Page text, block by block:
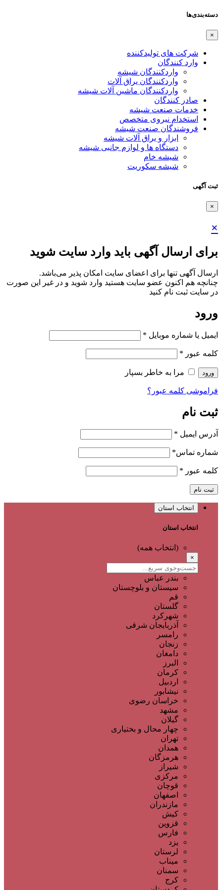
دسته‌بندی‌ها
×
شرکت های تولیدکننده
وارد کنندگان
واردکنندگان شیشه
واردکنندگان یراق آلات
واردکنندگان ماشین آلات شیشه
صادر کنندگان
خدمات صنعت شیشه
استخدام نیروی متخصص
فروشندگان صنعت شیشه
ابزار و یراق آلات شیشه
دستگاه ها و لوازم جانبی شیشه
شیشه خام
شیشه سکوریت
ثبت آگهی
×
×
برای ارسال آگهی باید وارد سایت شوید
ارسال آگهی تنها برای اعضای سایت امکان پذیر می‌باشد.
چنانچه هم‌ اکنون عضو سایت هستید وارد شوید و در غیر این صورت
در سایت ثبت نام کنید
ورود
ایمیل یا شماره موبایل *
کلمه عبور *
ورود مرا به خاطر بسپار
فراموشی کلمه عبور؟
ثبت نام
آدرس ایمیل *
شماره تماس*
کلمه عبور *
ثبت نام
انتخاب استان
انتخاب استان
(انتخاب همه)
×
بندر عباس
سیستان و بلوچستان
قم
گلستان
شهرکرد
آذربایجان شرقی
رامسر
زنجان
دامغان
البرز
کرمان
اردبیل
نیشابور
خراسان رضوی
مشهد
گیلان
چهار محال و بختیاری
تهران
همدان
هرمزگان
شیراز
مرکزی
قوچان
اصفهان
مازندران
کیش
قزوین
فارس
یزد
لرستان
میناب
سمنان
کرج